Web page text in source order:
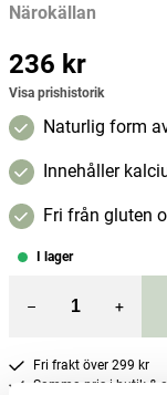
Närokällan
Pris:236 kr
236 kr
Visa prishistorik
Naturlig form
Innehåller
Fri från gluten
I lager
– +
Fri frakt över 299 kr
Samma pris i butik &